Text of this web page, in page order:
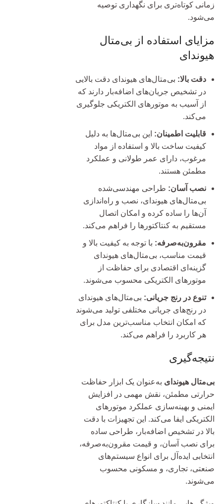
زمانی کوتاه‌تری برای نگهداری توصیه
می‌شود.
مزایای استفاده از بی‌متال
هیوندای
دقت بالا: بی‌متال‌های هیوندای دقت بالایی
در تشخیص جریان‌های اضافه‌بار دارند که
از آسیب به موتورهای الکتریکی جلوگیری
می‌کند.
قابلیت اطمینان: این بی‌متال‌ها به دلیل
کیفیت ساخت بالا و استفاده از مواد
مرغوب، دارای عمر طولانی و عملکرد
مطمئن هستند.
نصب آسان: طراحی مهندسی‌شده
بی‌متال‌های هیوندای، نصب و راه‌اندازی
آن‌ها را ساده کرده و امکان اتصال
مستقیم به کنتاکتورها را فراهم می‌کند.
مقرون‌به‌صرفه: با توجه به کیفیت بالا و
قیمت مناسب، بی‌متال‌های هیوندای
گزینه‌ای اقتصادی برای حفاظت از
موتورهای الکتریکی محسوب می‌شوند.
تنوع در رنج جریانی: بی‌متال‌های هیوندای
در رنج‌های جریانی مختلفی تولید می‌شوند
که امکان انتخاب مناسب‌ترین مدل برای
هر کاربرد را فراهم می‌کند.
نتیجه‌گیری
بی‌متال هیوندای به‌عنوان یک ابزار حفاظت
حرارتی مطمئن، نقش مهمی در افزایش
ایمنی و بهینه‌سازی عملکرد موتورهای
الکتریکی ایفا می‌کند. این تجهیزات با دقت
بالا در تشخیص اضافه‌بار، طراحی ساده
برای نصب آسان، و قیمت مقرون‌به‌صرفه،
انتخابی ایده‌آل برای انواع سیستم‌های
صنعتی، تجاری، و مسکونی محسوب
می‌شوند.